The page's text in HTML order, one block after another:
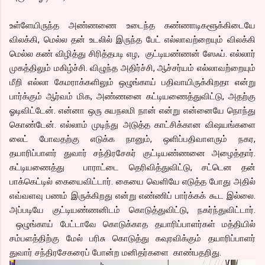
உள்ளேயிருந்த அண்ணணை உடைந்த கண்ணாடிகளூக்கிடையே
விலக்கி, மெல்ல தன் உடலில் இருந்த பேட் எல்லாவற்றையும் விலக்கி
மெல்ல கண் விழித்து சிரித்தபடி எழ, குட்டியண்ணன் ஸேஃப். எல்லார்
முகத்திலும் மகிழ்ச்சி. விழுந்த அதிர்ச்சி, ஆச்சர்யம் எல்லாவற்றையும்
மீறி எல்லா கேமராக்களிலும் ஒழுங்காய் பதிவாயிருக்கிறதா என்று
பார்க்கும் ஆர்வம் மிக, அண்ணனை கட்டியணைத்துவிட்டு, அதற்கு
ஓடிவிட்டேன். என்னா ஒரு சுயநலமி நான் என்று என்னையே நொந்து
கொண்டேன். எல்லாம் முடிந்து அடுத்த காட்சிக்கான விஷயங்களை
லைட் போவதற்கு எடுக்க நானும், ஒளிப்பதிவாளரும் நகர,
தயாரிப்பாளர் துவார் சந்திரசேகர் குட்டியண்ணனை அழைத்தார்.
கட்டியணைத்து பாராட்டை தெரிவித்துவிட்டு, சட்டென தன்
பாக்கெட்டில் கையைவிட்டார். கையை வெளியே எடுத்த போது அதில்
எவ்வளவு பணம் இருக்கிறது என்று எண்ணிப் பார்க்கக் கூட இல்லை.
அப்படியே குட்டியண்ணனிடம் கொடுத்துவிட்டு, நகர்ந்துவிட்டார்.
ஒழுங்காய் பேட்டாவே கொடுக்காத தயாரிப்பாளர்கள் மத்தியில்
சம்பளத்திற்கு மேல் பரிசு கொடுத்து கவுரவிக்கும் தயாரிப்பாளர்
துவார் சந்திரசேகரைப் போன்ற மனிதர்களை காண்பதறிது.